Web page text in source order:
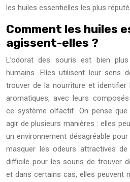
les huiles essentielles les plus
Comment les huiles
agissent-elles ?
L’odorat des souris est bien
humains. Elles utilisent leur sens
trouver de la nourriture et identifier
aromatiques, avec leurs
ce système olfactif. On pense
agir de plusieurs manières : elles
un environnement désagréable
masquer les odeurs attractives
difficile pour les souris de trouver
et dans certains cas, elles peuvent